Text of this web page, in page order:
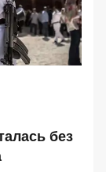
без